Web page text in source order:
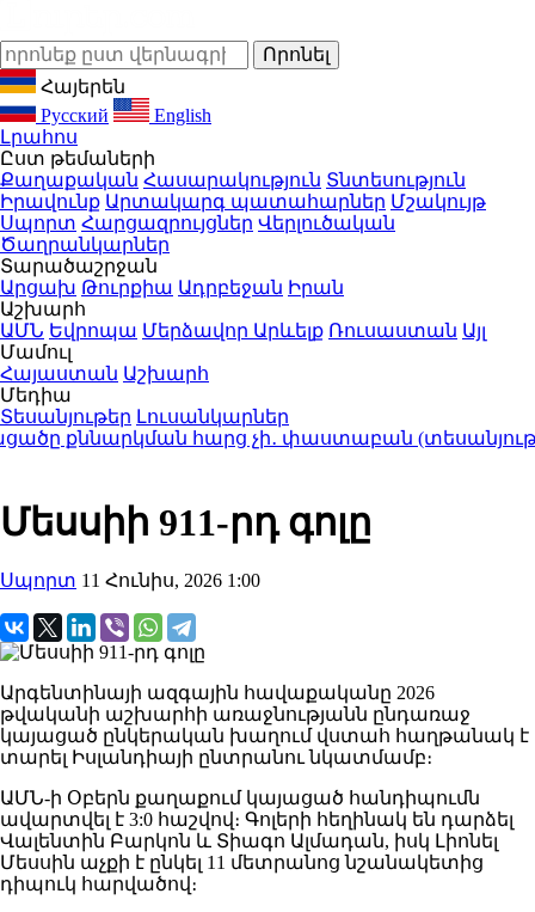
Հայերեն
Русский
English
Լրահոս
Ըստ թեմաների
Քաղաքական Հասարակություն Տնտեսություն
Իրավունք Արտակարգ պատահարներ Մշակույթ
Սպորտ Հարցազրույցներ Վերլուծական
Ծաղրանկարներ
Տարածաշրջան
Արցախ Թուրքիա Ադրբեջան Իրան
Աշխարհ
ԱՄՆ Եվրոպա Մերձավոր Արևելք Ռուսաստան Այլ
Մամուլ
Հայաստան Աշխարհ
Մեդիա
Տեսանյութեր Լուսանկարներ
քննարկման հարց չի․ փաստաբան (տեսանյութ)
Մեսսիի 911-րդ գոլը
Սպորտ 11 Հունիս, 2026 1:00
Արգենտինայի ազգային հավաքականը 2026
թվականի աշխարհի առաջնությանն ընդառաջ
կայացած ընկերական խաղում վստահ հաղթանակ է
տարել Իսլանդիայի ընտրանու նկատմամբ։
ԱՄՆ-ի Օբերն քաղաքում կայացած հանդիպումն
ավարտվել է 3:0 հաշվով։ Գոլերի հեղինակ են դարձել
Վալենտին Բարկոն և Տիագո Ալմադան, իսկ Լիոնել
Մեսսին աչքի է ընկել 11 մետրանոց նշանակետից
դիպուկ հարվածով։